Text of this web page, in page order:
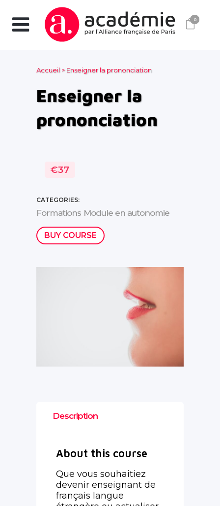
0
Accueil >Enseigner la prononciation
Enseigner la
prononciation
€37
CATEGORIES:
Formations Module en autonomie
BUY COURSE
Description
About this course
Que vous souhaitiez
devenir enseignant de
français langue